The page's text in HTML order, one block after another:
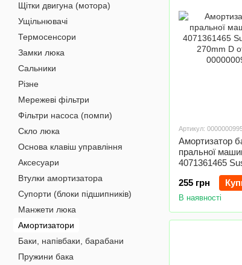
Артикул:
Амортизатор
пральної
4071361465
270mm D
255 грн
В наявності
Щітки двигуна (мотора)
Ущільнювачі
Термосенсори
Замки люка
Сальники
Різне
Мережеві фільтри
Фільтри насоса (помпи)
Скло люка
Основа клавіш управління
Аксесуари
Втулки амортизатора
Супорти (блоки підшипників)
Манжети люка
Амортизатори
Баки, напівбаки, барабани
Пружини бака